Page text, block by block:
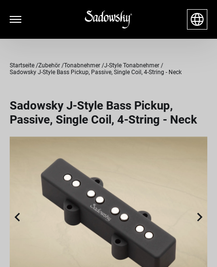
Startseite Zubehör Tonabnehmer J-Style Tonabnehmer
Sadowsky J-Style Bass Pickup, Passive, Single Coil, 4-String - Neck
Sadowsky J-Style Bass Pickup,
Passive, Single Coil, 4-String - Neck